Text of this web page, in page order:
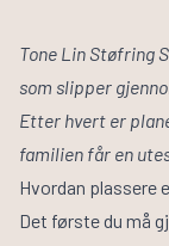
Tone Lin Støfring
som slipper
Etter hvert er
familien får en
Hvordan plassere
Det første du må